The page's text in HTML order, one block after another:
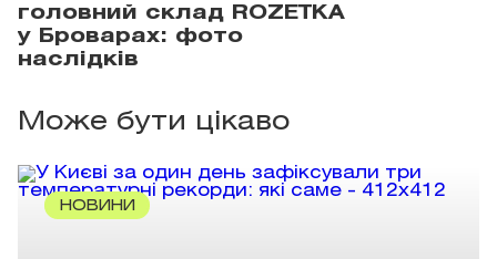
головний склад ROZETKA
у Броварах: фото
наслідків
Може бути цікаво
НОВИНИ